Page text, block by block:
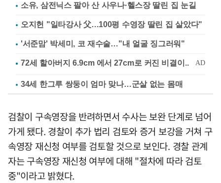
소유, 삼전닉스 팔아 산 사우나·헬스장 딸린 집 눈길
오지헌 "일타강사 父…100평 수영장 딸린 집 살았다"
'서준맘' 박세미, 코 재수술…"내 얼굴 징그러워"
34세 한그루 쌍둥이 엄마 맞나…군살 없는 몸매
검찰이 구속영장을 반려하면서 수사는 보완 단계로 넘어
가게 됐다. 경찰이 추가 법리 검토와 증거 보강을 거쳐 구
속영장 재신청 여부를 검토할 것으로 보인다. 경찰 관계
자는 구속영장 재신청 여부에 대해 "절차에 따라 검토
중"이라고 밝혔다.